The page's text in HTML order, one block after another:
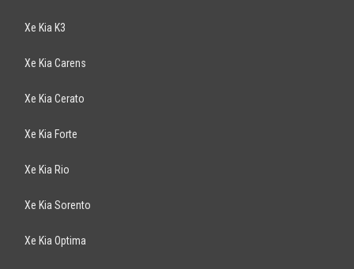
Xe Kia K3
Xe Kia Carens
Xe Kia Cerato
Xe Kia Forte
Xe Kia Rio
Xe Kia Sorento
Xe Kia Optima